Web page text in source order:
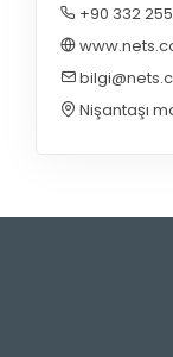
+90 332
Nişantaşı